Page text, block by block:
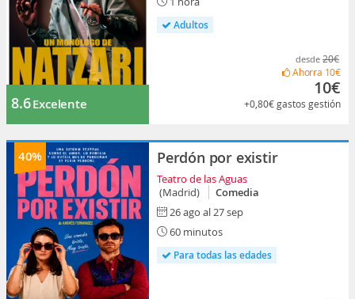
8.6Excelente
Adultos
desde 20€
Ahorra 10€
10€
+0,80€gastos gestión
40% Perdón por existir
Teatro de las Aguas
(Madrid)
Comedia
26 ago al 27 sep
60 minutos
Para todas las edades